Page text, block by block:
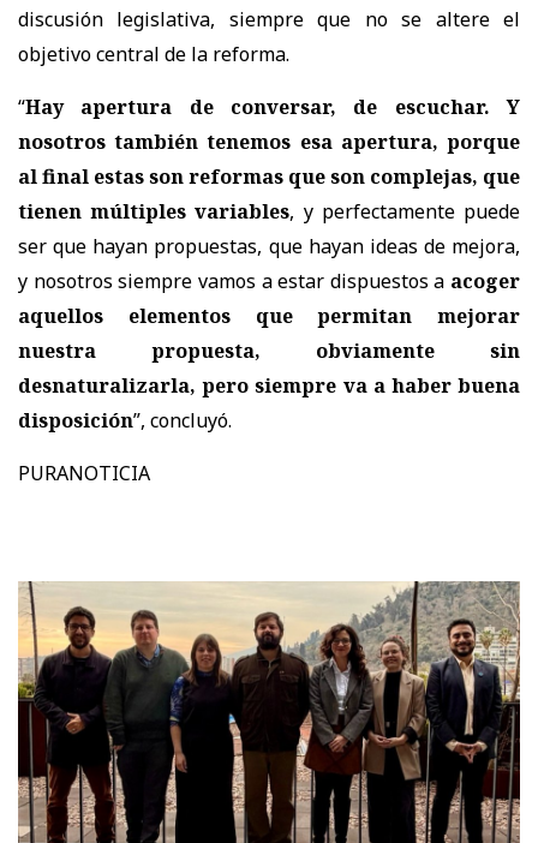
discusión legislativa, siempre que no se altere el
objetivo central de la reforma.
“Hay apertura de conversar, de escuchar. Y
nosotros también tenemos esa apertura, porque
al final estas son reformas que son complejas, que
tienen múltiples variables, y perfectamente puede
ser que hayan propuestas, que hayan ideas de mejora,
y nosotros siempre vamos a estar dispuestos a acoger
aquellos elementos que permitan mejorar
nuestra propuesta, obviamente sin
desnaturalizarla, pero siempre va a haber buena
disposición”, concluyó.
PURANOTICIA